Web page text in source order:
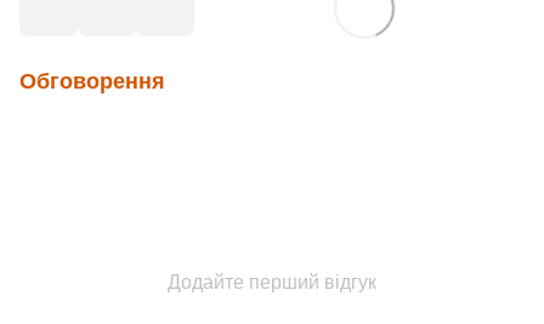
Обговорення
Додайте перший відгук